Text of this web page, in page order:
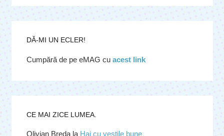
DĂ-MI UN ECLER!
Cumpără de pe eMAG cu acest link
CE MAI ZICE LUMEA.
Olivian Bredala Hai cu veștile bune